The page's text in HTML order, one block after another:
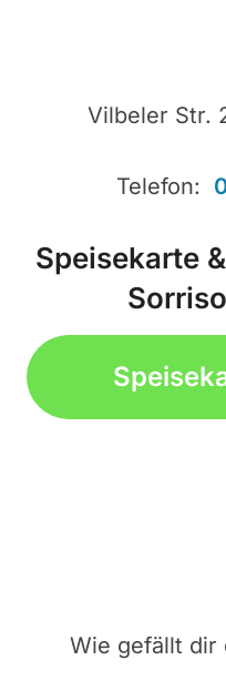
Vilbeler Str.
Telefon:
Speisekarte
Wie gefällt dir